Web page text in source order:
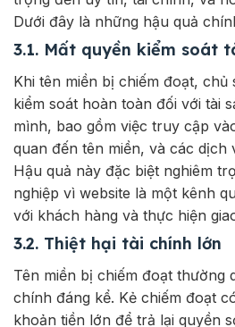
Dưới đây là những hậu quả
3.1. Mất quyền kiểm soát
Khi tên miền bị chiếm đoạt, chủ
kiểm soát hoàn toàn đối với tài
mình, bao gồm việc truy cập
quan đến tên miền, và các dịch
Hậu quả này đặc biệt nghiêm
nghiệp vì website là một kênh
với khách hàng và thực hiện
3.2. Thiệt hại tài chính lớn
Tên miền bị chiếm đoạt thường
chính đáng kể. Kẻ chiếm đoạt
khoản tiền lớn để trả lại quyền